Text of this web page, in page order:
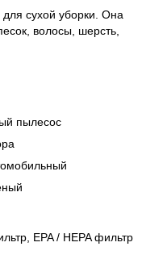
сухой уборки. Она
волосы, шерсть,
пылесос
EPA / HEPA фильтр